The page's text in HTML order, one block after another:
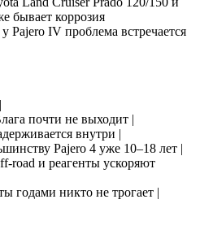
бывает коррозия
Pajero IV проблема встречается
почти не выходит |
внутри |
Pajero 4 уже 10–18 лет |
road и реагенты ускоряют
годами никто не трогает |